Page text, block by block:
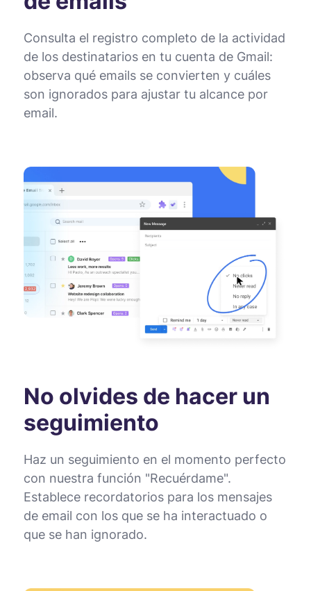
Consulta el registro completo de la actividad
de los destinatarios en tu cuenta de Gmail:
observa qué emails se convierten y cuáles
son ignorados para ajustar tu alcance por
email.
No olvides de hacer un
seguimiento
Haz un seguimiento en el momento perfecto
con nuestra función "Recuérdame".
Establece recordatorios para los mensajes
de email con los que se ha interactuado o
que se han ignorado.